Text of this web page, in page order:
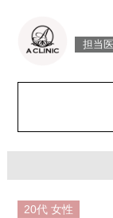
なり、目の横幅を大
施術時間：約30分程
後一時的に生じるこ
戻り、目尻のライン
どが生じることがご
担当医
20代 女性